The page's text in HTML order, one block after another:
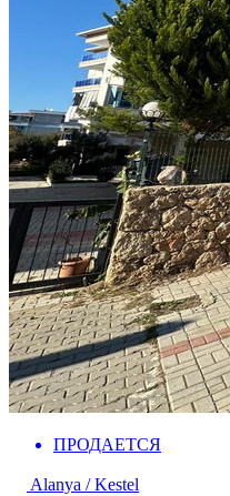
ПРОДАЕТСЯ
Alanya / Kestel